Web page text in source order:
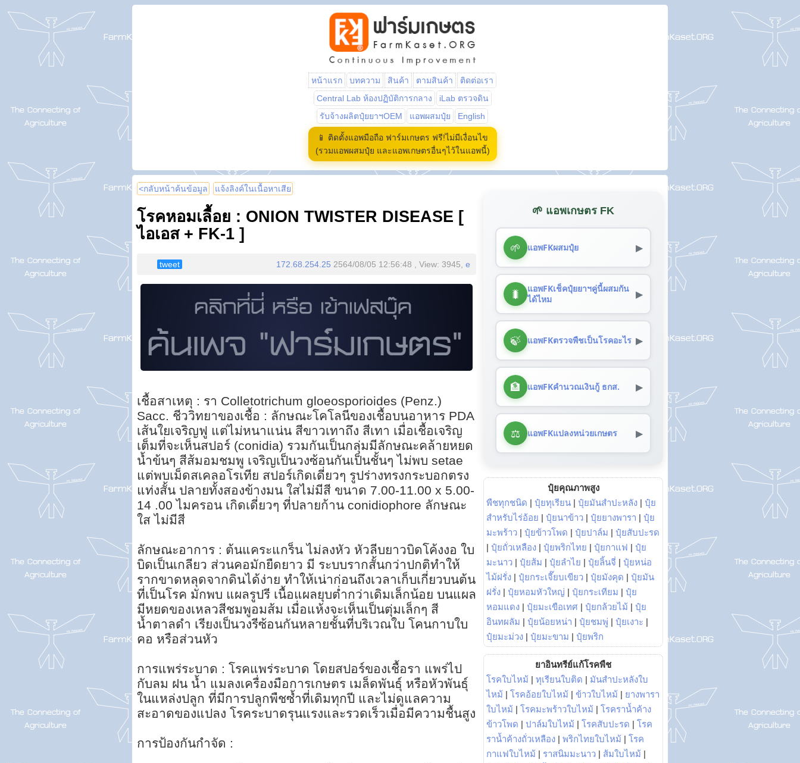
หน้าแรก บทความ สินค้า ตามสินค้า
ติดต่อเรา
Central Lab ห้องปฏิบัติการกลาง
iLab ตรวจดิน
รับจ้างผลิตปุ๋ยยาฯOEM
แอพผสมปุ๋ย English
📱 ติดตั้งแอพมือถือ ฟาร์มเกษตร ฟรี!ไม่มีเงื่อนไข
(รวมแอพผสมปุ๋ย และแอพเกษตรอื่นๆไว้ในแอพนี้)
<กลับหน้าค้นข้อมูล แจ้งลิงค์ในเนื้อหาเสีย
โรคหอมเลื้อย : ONION TWISTER DISEASE [
ไอเอส + FK-1 ]
tweet 172.68.254.25 2564/08/05 12:56:48 , View: 3945, e
เชื้อสาเหตุ : รา Colletotrichum gloeosporioides (Penz.)
Sacc. ชีววิทยาของเชื้อ : ลักษณะโคโลนีของเชื้อบนอาหาร PDA
เส้นใยเจริญฟู แต่ไม่หนาแน่น สีขาวเทาถึง สีเทา เมื่อเชื้อเจริญ
เต็มที่จะเห็นสปอร์ (conidia) รวมกันเป็นกลุ่มมีลักษณะคล้ายหยด
น้ำข้นๆ สีส้มอมชมพู เจริญเป็นวงซ้อนกันเป็นชั้นๆ ไม่พบ setae
แต่พบเม็ดสเคลอโรเทีย สปอร์เกิดเดี่ยวๆ รูปร่างทรงกระบอกตรง
แท่งสั้น ปลายทั้งสองข้างมน ใสไม่มีสี ขนาด 7.00-11.00 x 5.00-
14 .00 ไมครอน เกิดเดี่ยวๆ ที่ปลายก้าน conidiophore ลักษณะ
ใส ไม่มีสี
ลักษณะอาการ : ต้นแคระแกร็น ไม่ลงหัว หัวลีบยาวบิดโค้งงอ ใบ
บิดเป็นเกลียว ส่วนคอมักยืดยาว มี ระบบรากสั้นกว่าปกติทำให้
รากขาดหลุดจากดินได้ง่าย ทำให้เน่าก่อนถึงเวลาเก็บเกี่ยวบนต้น
ที่เป็นโรค มักพบ แผลรูปรี เนื้อแผลยุบต่ำกว่าเดิมเล็กน้อย บนแผล
มีหยดของเหลวสีชมพูอมส้ม เมื่อแห้งจะเห็นเป็นตุ่มเล็กๆ สี
น้ำตาลดำ เรียงเป็นวงรีซ้อนกันหลายชั้นที่บริเวณใบ โคนกาบใบ
คอ หรือส่วนหัว
การแพร่ระบาด : โรคแพร่ระบาด โดยสปอร์ของเชื้อรา แพร่ไป
กับลม ฝน น้ำ แมลงเครื่องมือการเกษตร เมล็ดพันธุ์ หรือหัวพันธุ์
ในแหล่งปลูก ที่มีการปลูกพืชซ้ำที่เดิมทุกปี และไม่ดูแลความ
สะอาดของแปลง โรคระบาดรุนแรงและรวดเร็วเมื่อมีความชื้นสูง
การป้องกันกำจัด :
🌱 แอพเกษตร FK
🌱 แอพFKผสมปุ๋ย ▶
🐛
แอพFKเช็คปุ๋ยยาฯคู่นี้ผสมกัน
ได้ไหม
▶
🍃 แอพFKตรวจพืชเป็นโรคอะไร ▶
🏦 แอพFKคำนวณเงินกู้ ธกส. ▶
⚖️ แอพFKแปลงหน่วยเกษตร ▶
ปุ๋ยคุณภาพสูง
พืชทุกชนิด | ปุ๋ยทุเรียน | ปุ๋ยมันสำปะหลัง | ปุ๋ย
สำหรับไร่อ้อย | ปุ๋ยนาข้าว | ปุ๋ยยางพารา | ปุ๋ย
มะพร้าว | ปุ๋ยข้าวโพด | ปุ๋ยปาล์ม | ปุ๋ยสับปะรด
| ปุ๋ยถั่วเหลือง | ปุ๋ยพริกไทย | ปุ๋ยกาแฟ | ปุ๋ย
มะนาว | ปุ๋ยส้ม | ปุ๋ยลำไย | ปุ๋ยลิ้นจี่ | ปุ๋ยหน่อ
ไม้ฝรั่ง | ปุ๋ยกระเจี๊ยบเขียว | ปุ๋ยมังคุด | ปุ๋ยมัน
ฝรั่ง | ปุ๋ยหอมหัวใหญ่ | ปุ๋ยกระเทียม | ปุ๋ย
หอมแดง | ปุ๋ยมะเขือเทศ | ปุ๋ยกล้วยไม้ | ปุ๋ย
อินทผลัม | ปุ๋ยน้อยหน่า | ปุ๋ยชมพู่ | ปุ๋ยเงาะ |
ปุ๋ยมะม่วง | ปุ๋ยมะขาม | ปุ๋ยพริก
ยาอินทรีย์แก้โรคพืช
โรคใบไหม้ | ทุเรียนใบติด | มันสำปะหลังใบ
ไหม้ | โรคอ้อยใบไหม้ | ข้าวใบไหม้ | ยางพารา
ใบไหม้ | โรคมะพร้าวใบไหม้ | โรคราน้ำค้าง
ข้าวโพด | ปาล์มใบไหม้ | โรคสับปะรด | โรค
ราน้ำค้างถั่วเหลือง | พริกไทยใบไหม้ | โรค
กาแฟใบไหม้ | ราสนิมมะนาว | ส้มใบไหม้ |